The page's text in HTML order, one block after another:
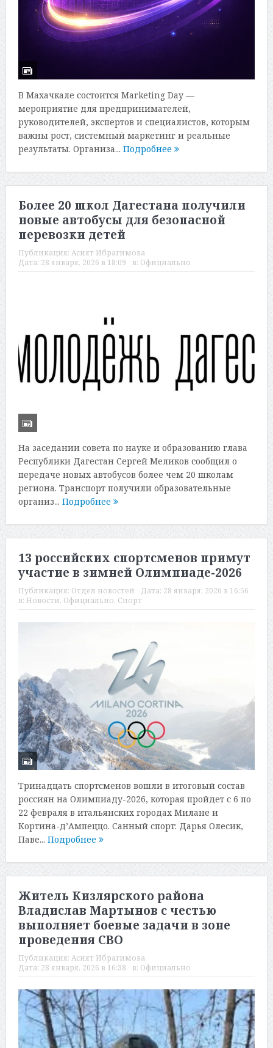
В Махачкале состоится Marketing Day —
мероприятие для предпринимателей,
руководителей, экспертов и специалистов, которым
важны рост, системный маркетинг и реальные
результаты. Организа... Подробнее
Более 20 школ Дагестана получили
новые автобусы для безопасной
перевозки детей
Публикация: Асият Ибрагимова
Дата: 28 января, 2026 в 18:09 в: Официально
На заседании совета по науке и образованию глава
Республики Дагестан Сергей Меликов сообщил о
передаче новых автобусов более чем 20 школам
региона. Транспорт получили образовательные
организ... Подробнее
13 российских спортсменов примут
участие в зимней Олимпиаде-2026
Публикация: Отдел новостей Дата: 28 января, 2026 в 16:56
в: Новости, Официально, Спорт
Тринадцать спортсменов вошли в итоговый состав
россиян на Олимпиаду-2026, которая пройдет с 6 по
22 февраля в итальянских городах Милане и
Кортина-д’Ампеццо. Санный спорт: Дарья Олесик,
Паве... Подробнее
Житель Кизлярского района
Владислав Мартынов с честью
выполняет боевые задачи в зоне
проведения СВО
Публикация: Асият Ибрагимова
Дата: 28 января, 2026 в 16:38 в: Официально